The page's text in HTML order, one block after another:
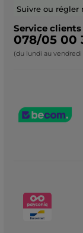
Suivre ou
Service clients
078/05 00
(du lundi au